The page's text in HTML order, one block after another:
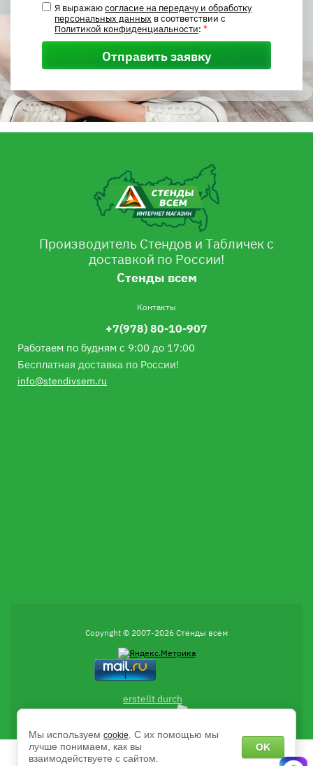
Я выражаюсогласие на передачу и обработку
персональных данных в соответствии с
Политикой конфиденциальности: *
Отправить заявку
Производитель Стендов и Табличек с
доставкой по России!
Стенды всем
Контакты
+7(978) 80-10-907
Работаем по будням с 9:00 до 17:00
Бесплатная доставка по России!
info@stendivsem.ru
Copyright © 2007-2026 Стенды всем
erstellt durch
Мы используем cookie
. С их помощью мы
лучше понимаем, как вы
взаимодействуете с сайтом.
OK